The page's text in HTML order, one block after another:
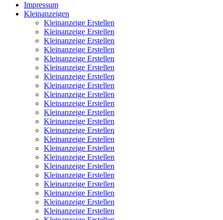
Impressum
Kleinanzeigen
Kleinanzeige Erstellen
Kleinanzeige Erstellen
Kleinanzeige Erstellen
Kleinanzeige Erstellen
Kleinanzeige Erstellen
Kleinanzeige Erstellen
Kleinanzeige Erstellen
Kleinanzeige Erstellen
Kleinanzeige Erstellen
Kleinanzeige Erstellen
Kleinanzeige Erstellen
Kleinanzeige Erstellen
Kleinanzeige Erstellen
Kleinanzeige Erstellen
Kleinanzeige Erstellen
Kleinanzeige Erstellen
Kleinanzeige Erstellen
Kleinanzeige Erstellen
Kleinanzeige Erstellen
Kleinanzeige Erstellen
Kleinanzeige Erstellen
Kleinanzeige Erstellen